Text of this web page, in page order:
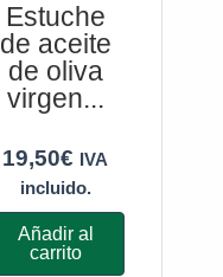
Estuche
de aceite
de oliva
virgen...
19,50€ IVA
incluido.
Añadir al
carrito